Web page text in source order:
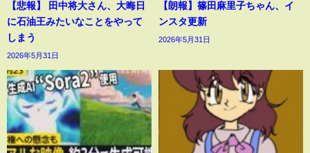
【悲報】 田中将大さん、大晦日
に石油王みたいなことをやって
しまう
2026年5月31日
【朗報】篠田麻里子ちゃん、イ
ンスタ更新
2026年5月31日